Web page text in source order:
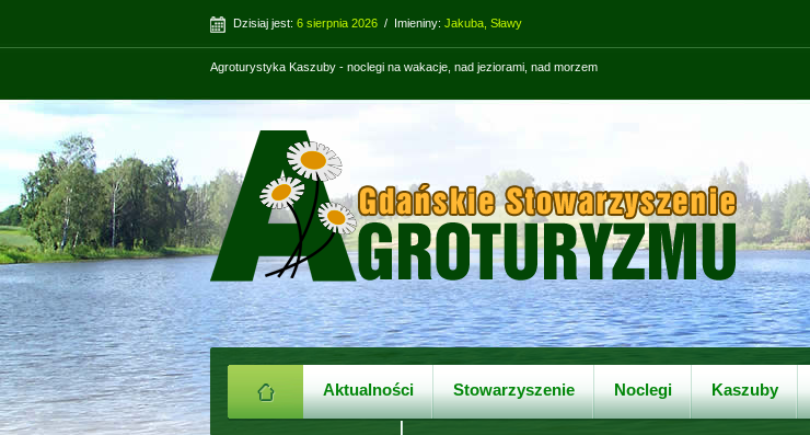
Dzisiaj jest: 6 sierpnia 2026 / Imieniny: Jakuba, Sławy
Agroturystyka Kaszuby - noclegi na wakacje, nad jeziorami, nad morzem
Aktualności Stowarzyszenie Noclegi Kaszuby